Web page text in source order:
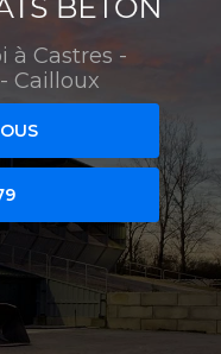
à Castres -
Cailloux